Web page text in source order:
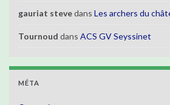
gauriat stevedans Les archers du
Tournoud dans ACS GV Seyssinet
MÉTA